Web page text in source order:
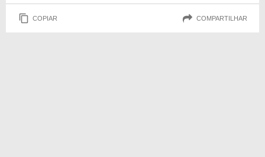
COPIAR COMPARTILHAR